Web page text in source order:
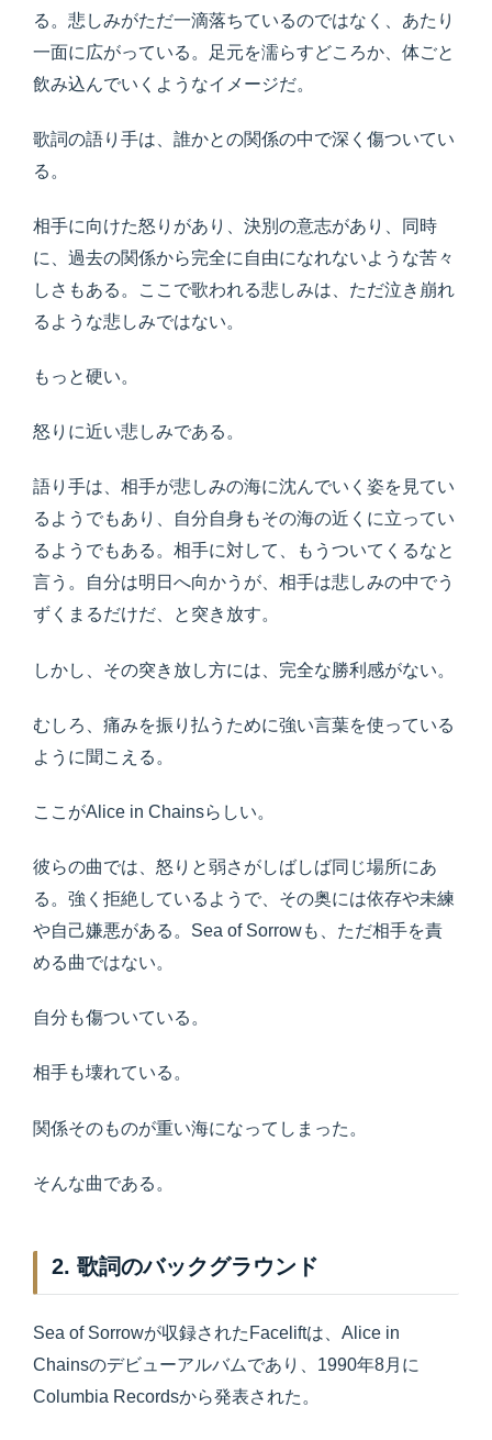
る。悲しみがただ一滴落ちているのではなく、あたり
一面に広がっている。足元を濡らすどころか、体ごと
飲み込んでいくようなイメージだ。
歌詞の語り手は、誰かとの関係の中で深く傷ついてい
る。
相手に向けた怒りがあり、決別の意志があり、同時
に、過去の関係から完全に自由になれないような苦々
しさもある。ここで歌われる悲しみは、ただ泣き崩れ
るような悲しみではない。
もっと硬い。
怒りに近い悲しみである。
語り手は、相手が悲しみの海に沈んでいく姿を見てい
るようでもあり、自分自身もその海の近くに立ってい
るようでもある。相手に対して、もうついてくるなと
言う。自分は明日へ向かうが、相手は悲しみの中でう
ずくまるだけだ、と突き放す。
しかし、その突き放し方には、完全な勝利感がない。
むしろ、痛みを振り払うために強い言葉を使っている
ように聞こえる。
ここがAlice in Chainsらしい。
彼らの曲では、怒りと弱さがしばしば同じ場所にあ
る。強く拒絶しているようで、その奥には依存や未練
や自己嫌悪がある。Sea of Sorrowも、ただ相手を責
める曲ではない。
自分も傷ついている。
相手も壊れている。
関係そのものが重い海になってしまった。
そんな曲である。
2. 歌詞のバックグラウンド
Sea of Sorrowが収録されたFaceliftは、Alice in
Chainsのデビューアルバムであり、1990年8月に
Columbia Recordsから発表された。